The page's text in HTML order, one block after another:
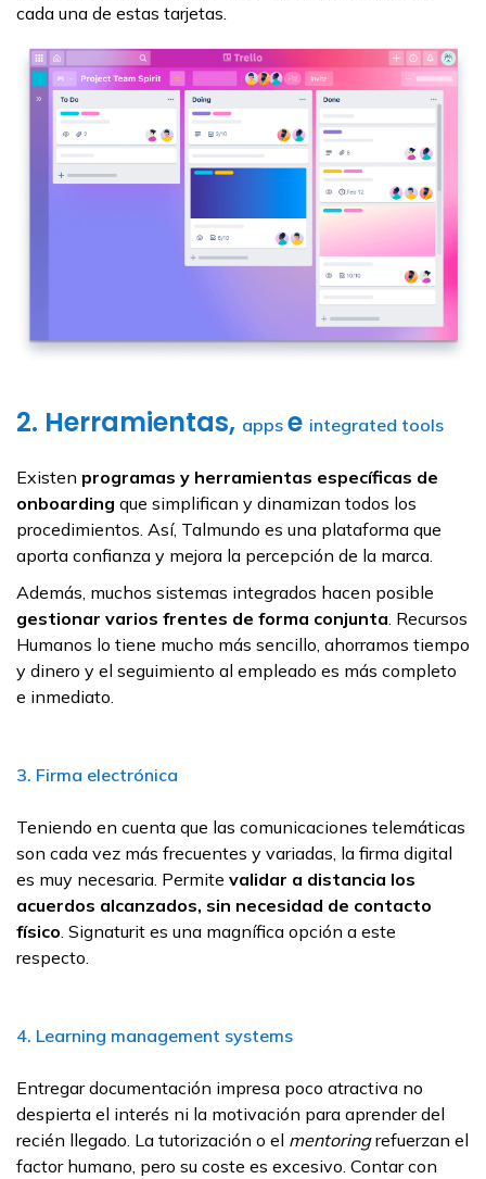
cada una de estas tarjetas.
2. Herramientas, apps e integrated tools
Existen programas y herramientas específicas de
onboarding que simplifican y dinamizan todos los
procedimientos. Así, Talmundo es una plataforma que
aporta confianza y mejora la percepción de la marca.
Además, muchos sistemas integrados hacen posible
gestionar varios frentes de forma conjunta. Recursos
Humanos lo tiene mucho más sencillo, ahorramos tiempo
y dinero y el seguimiento al empleado es más completo
e inmediato.
3. Firma electrónica
Teniendo en cuenta que las comunicaciones telemáticas
son cada vez más frecuentes y variadas, la firma digital
es muy necesaria. Permite validar a distancia los
acuerdos alcanzados, sin necesidad de contacto
físico. Signaturit es una magnífica opción a este
respecto.
4. Learning management systems
Entregar documentación impresa poco atractiva no
despierta el interés ni la motivación para aprender del
recién llegado. La tutorización o el mentoringrefuerzan el
factor humano, pero su coste es excesivo. Contar con